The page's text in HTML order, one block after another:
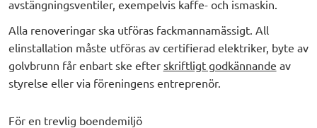
avstängningsventiler, exempelvis kaffe- och ismaskin.
Alla renoveringar ska utföras fackmannamässigt. All
elinstallation måste utföras av certifierad elektriker, byte av
golvbrunn får enbart ske efter skriftligt godkännande av
styrelse eller via föreningens entreprenör.
För en trevlig boendemiljö